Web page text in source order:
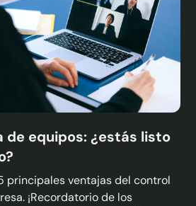
de equipos: ¿estás listo
principales ventajas del control
¡Recordatorio de los